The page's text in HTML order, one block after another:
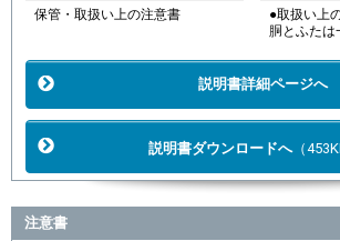
保管・取扱い上の注意書
●取扱い上
胴とふたは
説明書詳細ページへ
説明書ダウンロードへ（
注意書